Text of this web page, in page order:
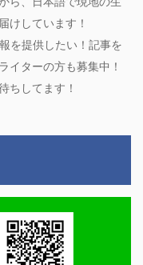
けしています！
を提供したい！記事を
イターの方も募集中！
ちしてます！